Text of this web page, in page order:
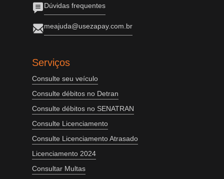
Dúvidas frequentes
meajuda@usezapay.com.br
Serviços
Consulte seu veículo
Consulte débitos no Detran
Consulte débitos no SENATRAN
Consulte Licenciamento
Consulte Licenciamento Atrasado
Licenciamento 2024
Consultar Multas